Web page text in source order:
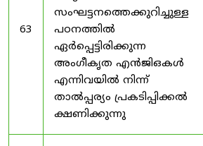
63
സംഘട്ടനത്തെക്കുറിച്ചുള്ള
പഠനത്തിൽ
ഏർപ്പെട്ടിരിക്കുന്ന
അംഗീകൃത എൻജിഒകൾ
എന്നിവയിൽ നിന്ന്
താൽപ്പര്യം പ്രകടിപ്പിക്കൽ
ക്ഷണിക്കുന്നു